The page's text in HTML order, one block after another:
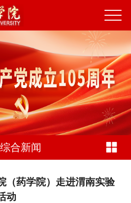
综合新闻
（药学院）走进渭南实验
动